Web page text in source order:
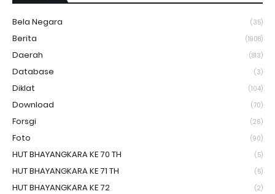
Bela Negara (35)
Berita (1908)
Daerah (813)
Database (3)
Diklat (104)
Download (70)
Forsgi (26)
Foto (90)
HUT BHAYANGKARA KE 70 TH (5)
HUT BHAYANGKARA KE 71 TH (5)
HUT BHAYANGKARA KE 72 (2)